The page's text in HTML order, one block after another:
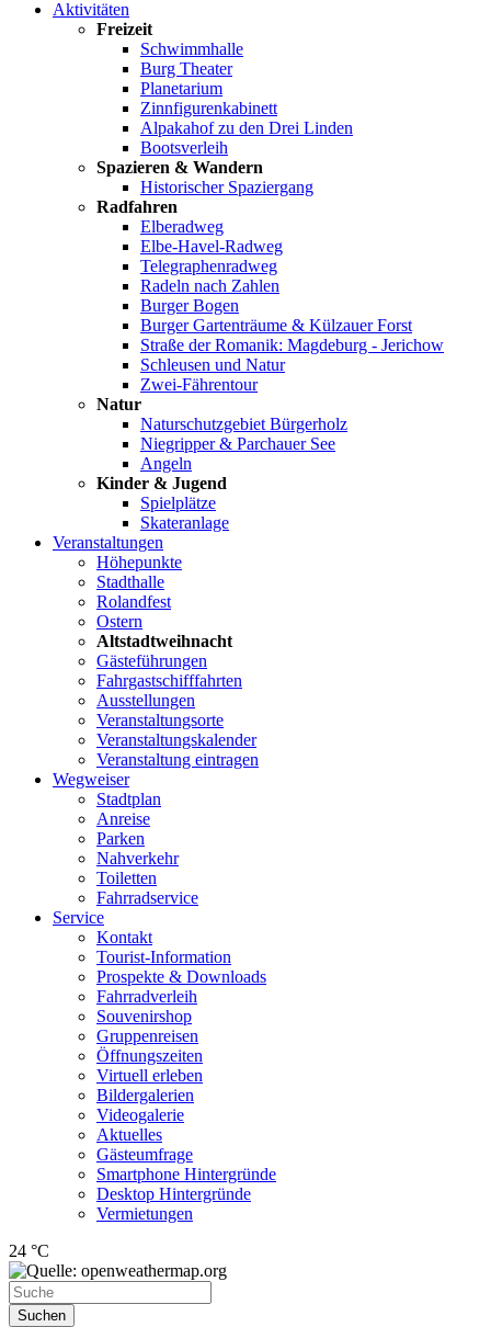
Aktivitäten
Freizeit
Schwimmhalle
Burg Theater
Planetarium
Zinnfigurenkabinett
Alpakahof zu den Drei Linden
Bootsverleih
Spazieren & Wandern
Historischer Spaziergang
Radfahren
Elberadweg
Elbe-Havel-Radweg
Telegraphenradweg
Radeln nach Zahlen
Burger Bogen
Burger Gartenträume & Külzauer Forst
Straße der Romanik: Magdeburg - Jerichow
Schleusen und Natur
Zwei-Fährentour
Natur
Naturschutzgebiet Bürgerholz
Niegripper & Parchauer See
Angeln
Kinder & Jugend
Spielplätze
Skateranlage
Veranstaltungen
Höhepunkte
Stadthalle
Rolandfest
Ostern
Altstadtweihnacht
Gästeführungen
Fahrgastschifffahrten
Ausstellungen
Veranstaltungsorte
Veranstaltungskalender
Veranstaltung eintragen
Wegweiser
Stadtplan
Anreise
Parken
Nahverkehr
Toiletten
Fahrradservice
Service
Kontakt
Tourist-Information
Prospekte & Downloads
Fahrradverleih
Souvenirshop
Gruppenreisen
Öffnungszeiten
Virtuell erleben
Bildergalerien
Videogalerie
Aktuelles
Gästeumfrage
Smartphone Hintergründe
Desktop Hintergründe
Vermietungen
24 °C
Suchen